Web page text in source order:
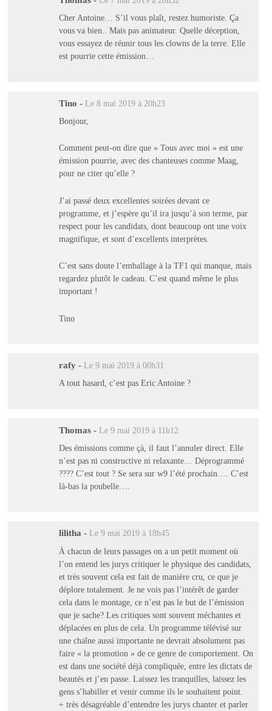
Cher Antoine… S’il vous plaît, restez humoriste. Ça
vous va bien.. Mais pas animateur. Quelle déception,
vous essayez de réunir tous les clowns de la terre. Elle
est pourrie cette émission…
Tino - Le 8 mai 2019 à 20h23
Bonjour,
Comment peut-on dire que « Tous avec moi » est une
émission pourrie, avec des chanteuses comme Maag,
pour ne citer qu’elle ?
J’ai passé deux excellentes soirées devant ce
programme, et j’espère qu’il ira jusqu’à son terme, par
respect pour les candidats, dont beaucoup ont une voix
magnifique, et sont d’excellents interprètes.
C’est sans doute l’emballage à la TF1 qui manque, mais
regardez plutôt le cadeau. C’est quand même le plus
important !
Tino
rafy - Le 9 mai 2019 à 00h31
A tout hasard, c’est pas Eric Antoine ?
Thomas - Le 9 mai 2019 à 11h12
Des émissions comme çà, il faut l’annuler direct. Elle
n’est pas ni constructive ni relaxante… Déprogrammé
???? C’est tout ? Se sera sur w9 l’été prochain…. C’est
là-bas la poubelle….
lilitha - Le 9 mai 2019 à 18h45
À chacun de leurs passages on a un petit moment où
l’on entend les jurys critiquer le physique des candidats,
et très souvent cela est fait de manière cru, ce que je
déplore totalement. Je ne vois pas l’intérêt de garder
cela dans le montage, ce n’est pas le but de l’émission
que je sache? Les critiques sont souvent méchantes et
déplacées en plus de cela. Un programme télévisé sur
une chaîne aussi importante ne devrait absolument pas
faire « la promotion » de ce genre de comportement. On
est dans une société déjà compliquée, entre les dictats de
beautés et j’en passe. Laissez les tranquilles, laissez les
gens s’habiller et venir comme ils le souhaitent point.
+ très désagréable d’entendre les jurys chanter et parler